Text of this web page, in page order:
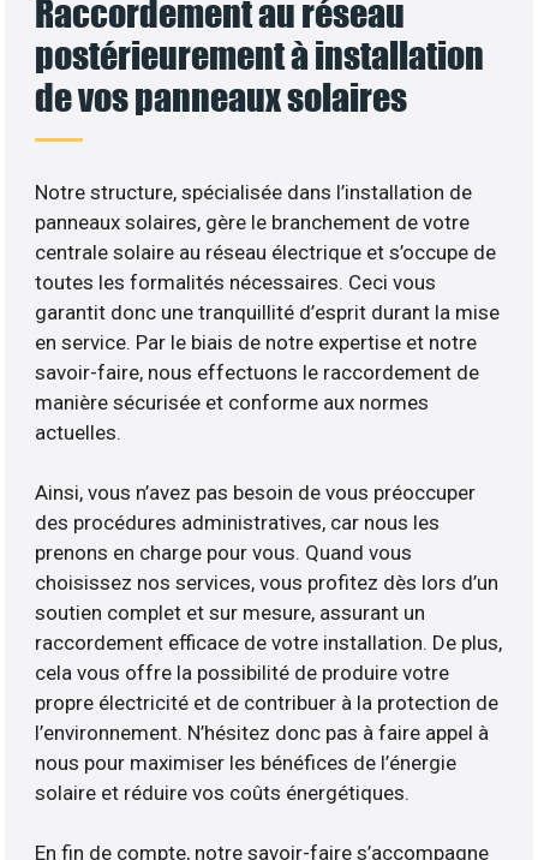
Raccordement au réseau
postérieurement à installation
de vos panneaux solaires
Notre structure, spécialisée dans l’installation de
panneaux solaires, gère le branchement de votre
centrale solaire au réseau électrique et s’occupe de
toutes les formalités nécessaires. Ceci vous
garantit donc une tranquillité d’esprit durant la mise
en service. Par le biais de notre expertise et notre
savoir-faire, nous effectuons le raccordement de
manière sécurisée et conforme aux normes
actuelles.
Ainsi, vous n’avez pas besoin de vous préoccuper
des procédures administratives, car nous les
prenons en charge pour vous. Quand vous
choisissez nos services, vous profitez dès lors d’un
soutien complet et sur mesure, assurant un
raccordement efficace de votre installation. De plus,
cela vous offre la possibilité de produire votre
propre électricité et de contribuer à la protection de
l’environnement. N’hésitez donc pas à faire appel à
nous pour maximiser les bénéfices de l’énergie
solaire et réduire vos coûts énergétiques.
En fin de compte, notre savoir-faire s’accompagne